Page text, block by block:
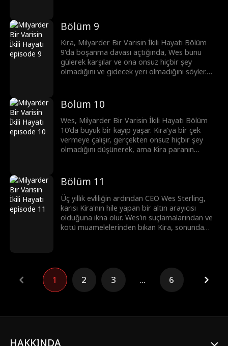
Bölüm 9
Kira, Milyarder Bir Varisin İkili Hayatı Bölüm
9'da boşanma davası açtığında, Wes bunu
gülerek karşılar ve ona onsuz hiçbir şey
olmadığını ve gidecek yeri olmadığını söyler.
eder. Bu sırada Wes'in annesi gelir ve Kira'ya
tokat atar.
Bölüm 10
Wes, Milyarder Bir Varisin İkili Hayatı Bölüm
10'da büyük bir kayıp yaşar. Kira'ya bir çek
vermeye çalışır, gerçekten onsuz hiçbir şey
olmadığını düşünerek, ama Kira paranın
onlardan bıkmıştır. Kira'yı almak için bir konvoy
gelir, Wes Sterling'i şaşırtır.
Bölüm 11
Üç yıllık evliliğin ardından CEO Wes Sterling,
karısı Kira'nın hile yapan bir altın arayıcısı
olduğuna ikna olur. Wes'in suçlamalarından ve
kötü muamelelerinden bıkan Kira, sonunda
yapacak? Kira bunu ona ödetecek mi... yoksa
ona yeniden mi aşık olacak?
1 2 3 ... 6
HAKKINDA